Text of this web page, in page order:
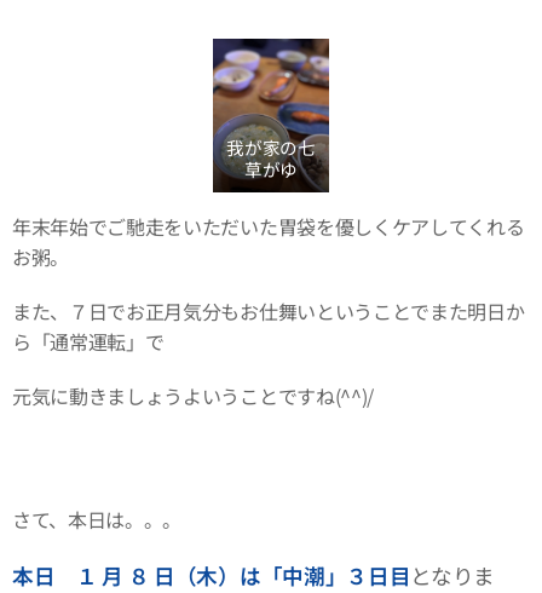
我が家の七
草がゆ
年末年始でご馳走をいただいた胃袋を優しくケアしてくれる
お粥。
また、７日でお正月気分もお仕舞いということでまた明日か
ら「通常運転」で
元気に動きましょうよいうことですね(^^)/
さて、本日は。。。
本日 １ 月 ８ 日（木）は「中潮」３日目 となりま